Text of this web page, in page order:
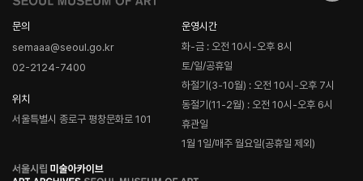
문의
semaaa@seoul.go.kr
02-2124-7400
위치
서울특별시 종로구 평창문화로 101
운영시간
화-금 : 오전 10시-오후 8시
토/일/공휴일
하절기(3-10월) : 오전 10시-오후 7시
동절기(11-2월) : 오전 10시-오후 6시
휴관일
1월 1일/매주 월요일(공휴일 제외)
로
고